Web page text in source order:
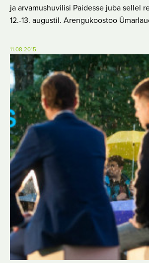
ja arvamushuvilisi Paidesse juba sellel
12.-13. augustil. Arengukoostoo
11.08.2015